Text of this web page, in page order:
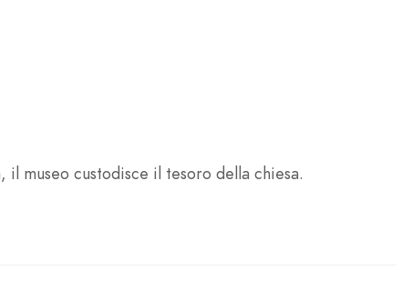
il museo custodisce il tesoro della chiesa.